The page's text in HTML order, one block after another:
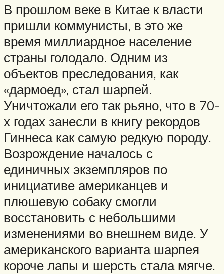
В прошлом веке в Китае к власти
пришли коммунисты, в это же
время миллиардное население
страны голодало. Одним из
объектов преследования, как
«дармоед», стал шарпей.
Уничтожали его так рьяно, что в 70-
х годах занесли в книгу рекордов
Гиннеса как самую редкую породу.
Возрождение началось с
единичных экземпляров по
инициативе американцев и
плюшевую собаку смогли
восстановить с небольшими
изменениями во внешнем виде. У
американского варианта шарпея
короче лапы и шерсть стала мягче.